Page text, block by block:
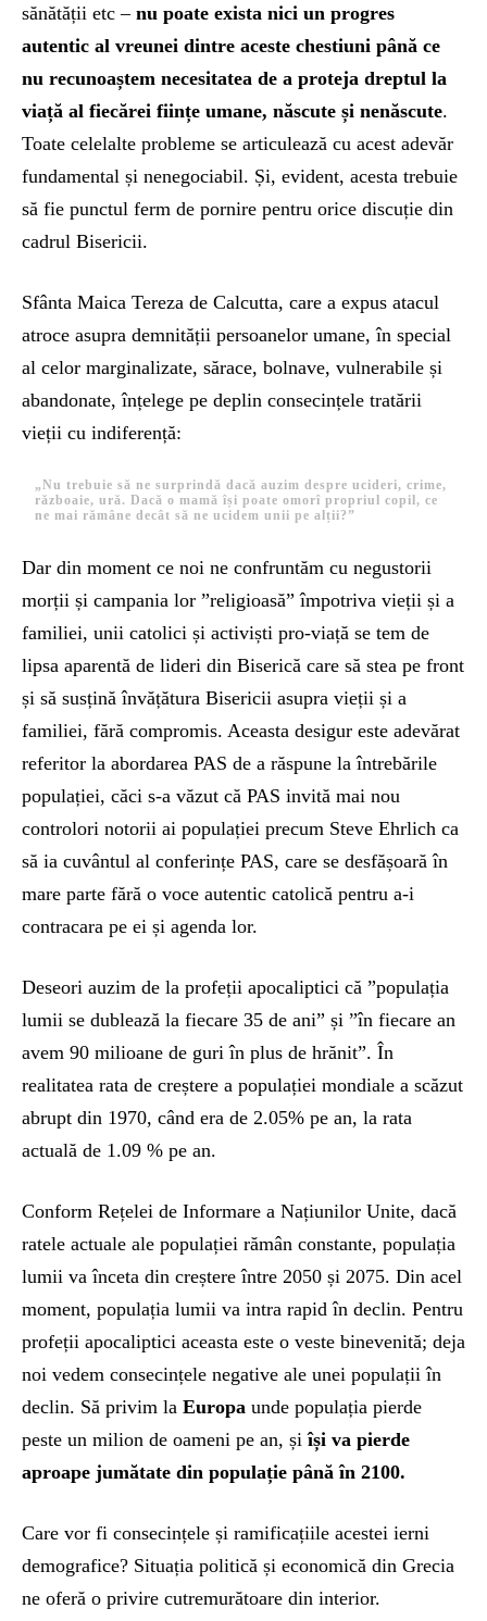
sănătății etc –nu poate exista nici un progres
autentic al vreunei dintre aceste chestiuni până ce
nu recunoaștem necesitatea de a proteja dreptul la
viață al fiecărei ființe umane, născute și nenăscute.
Toate celelalte probleme se articulează cu acest adevăr
fundamental și nenegociabil. Și, evident, acesta trebuie
să fie punctul ferm de pornire pentru orice discuție din
cadrul Bisericii.
Sfânta Maica Tereza de Calcutta, care a expus atacul
atroce asupra demnității persoanelor umane, în special
al celor marginalizate, sărace, bolnave, vulnerabile și
abandonate, înțelege pe deplin consecințele tratării
vieții cu indiferență:
„Nu trebuie să ne surprindă dacă auzim despre ucideri, crime,
războaie, ură. Dacă o mamă își poate omorî propriul copil, ce
ne mai rămâne decât să ne ucidem unii pe alții?”
Dar din moment ce noi ne confruntăm cu negustorii
morții și campania lor ”religioasă” împotriva vieții și a
familiei, unii catolici și activiști pro-viață se tem de
lipsa aparentă de lideri din Biserică care să stea pe front
și să susțină învățătura Bisericii asupra vieții și a
familiei, fără compromis. Aceasta desigur este adevărat
referitor la abordarea PAS de a răspune la întrebările
populației, căci s-a văzut că PAS invită mai nou
controlori notorii ai populației precum Steve Ehrlich ca
să ia cuvântul al conferințe PAS, care se desfășoară în
mare parte fără o voce autentic catolică pentru a-i
contracara pe ei și agenda lor.
Deseori auzim de la profeții apocaliptici că ”populația
lumii se dublează la fiecare 35 de ani” și ”în fiecare an
avem 90 milioane de guri în plus de hrănit”. În
realitatea rata de creștere a populației mondiale a scăzut
abrupt din 1970, când era de 2.05% pe an, la rata
actuală de 1.09 % pe an.
Conform Rețelei de Informare a Națiunilor Unite, dacă
ratele actuale ale populației rămân constante, populația
lumii va înceta din creștere între 2050 și 2075. Din acel
moment, populația lumii va intra rapid în declin. Pentru
profeții apocaliptici aceasta este o veste binevenită; deja
noi vedem consecințele negative ale unei populații în
declin. Să privim la Europa unde populația pierde
peste un milion de oameni pe an, șiîși va pierde
aproape jumătate din populație până în 2100.
Care vor fi consecințele și ramificațiile acestei ierni
demografice? Situația politică și economică din Grecia
ne oferă o privire cutremurătoare din interior.